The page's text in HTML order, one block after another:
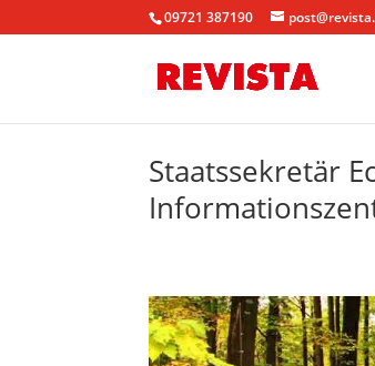
09721 387190
Staatssekretär